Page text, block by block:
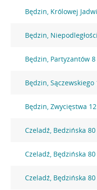
Będzin, Królowej
Będzin,
Będzin, Partyzantów 8
Będzin, Sączewskiego
Będzin, Zwycięstwa 12
Czeladź, Bedzińska 80
Czeladź, Będzińska 80
Czeladź, Będzińska 80